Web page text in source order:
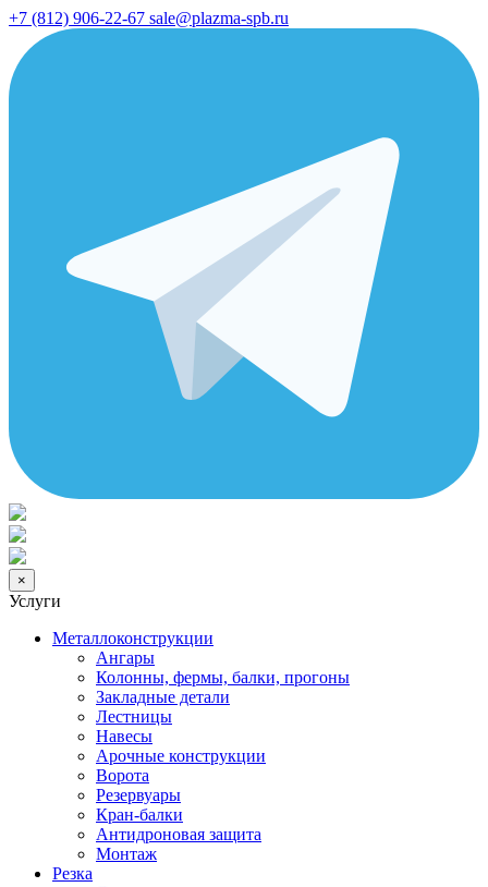
+7 (812) 906-22-67 sale@plazma-spb.ru
×
Услуги
Металлоконструкции
Ангары
Колонны, фермы, балки, прогоны
Закладные детали
Лестницы
Навесы
Арочные конструкции
Ворота
Резервуары
Кран-балки
Антидроновая защита
Монтаж
Резка